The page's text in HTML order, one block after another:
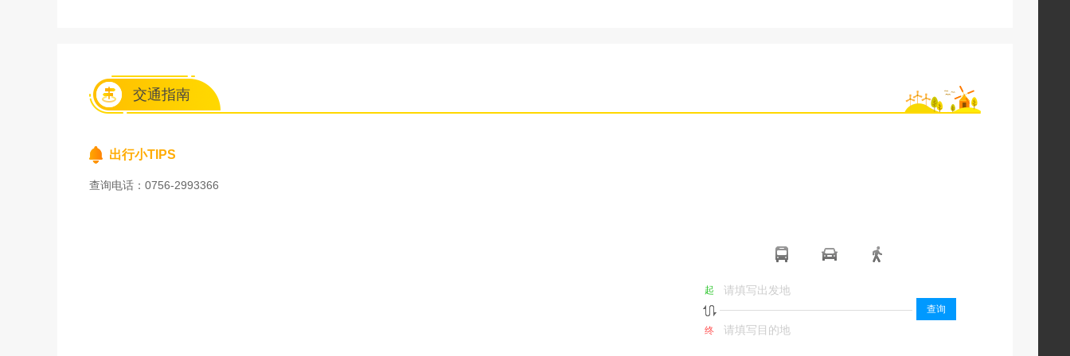
交通指南
出行小TIPS
查询电话：0756-2993366
起
终
查询